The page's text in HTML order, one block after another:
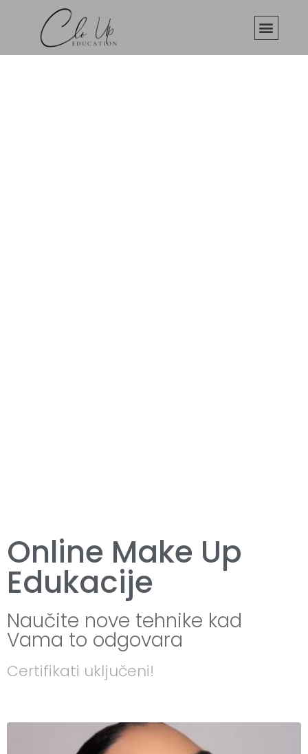
Online Make Up
Edukacije
Naučite nove tehnike kad
Vama to odgovara
Certifikati uključeni!